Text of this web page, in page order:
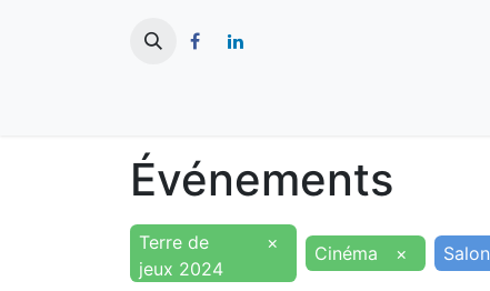
Événements
Terre de
jeux 2024
× Cinéma × Salon